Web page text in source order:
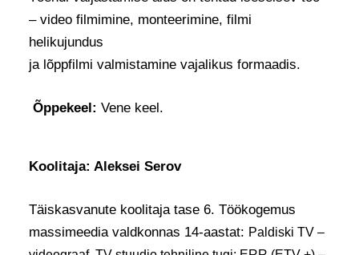
– video filmimine, monteerimine, filmi
helikujundus
ja lõppfilmi valmistamine vajalikus formaadis.
Õppekeel:Vene keel.
Koolitaja: Aleksei Serov
Täiskasvanute koolitaja tase 6. Töökogemus
massimeedia valdkonnas 14-aastat: Paldiski TV –